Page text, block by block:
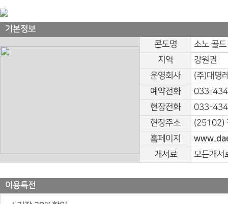
기본정보
콘도명
소노 골
지역
강원권
운영회사
(주)대명
예약전화
033-
현장전화
033-
현장주소
(25102)
홈페이지
개서료
모든개
이용특전